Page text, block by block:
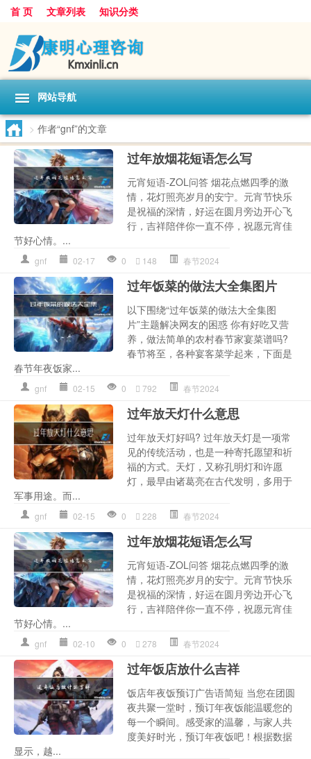
首 页 文章列表 知识分类
网站导航
> 作者“gnf”的文章
过年放烟花短语怎么写
元宵短语-ZOL问答 烟花点燃四季的激
情，花灯照亮岁月的安宁。元宵节快乐
是祝福的深情，好运在圆月旁边开心飞
行，吉祥陪伴你一直不停，祝愿元宵佳
节好心情。...
gnf 02-17 0 148 春节2024
过年饭菜的做法大全集图片
以下围绕“过年饭菜的做法大全集图
片”主题解决网友的困惑 你有好吃又营
养，做法简单的农村春节家宴菜谱吗?
春节将至，各种宴客菜学起来，下面是
春节年夜饭家...
gnf 02-15 0 792 春节2024
过年放天灯什么意思
过年放天灯好吗? 过年放天灯是一项常
见的传统活动，也是一种寄托愿望和祈
福的方式。天灯，又称孔明灯和许愿
灯，最早由诸葛亮在古代发明，多用于
军事用途。而...
gnf 02-15 0 228 春节2024
过年放烟花短语怎么写
元宵短语-ZOL问答 烟花点燃四季的激
情，花灯照亮岁月的安宁。元宵节快乐
是祝福的深情，好运在圆月旁边开心飞
行，吉祥陪伴你一直不停，祝愿元宵佳
节好心情。...
gnf 02-10 0 278 春节2024
过年饭店放什么吉祥
饭店年夜饭预订广告语简短 当您在团圆
夜共聚一堂时，预订年夜饭能温暖您的
每一个瞬间。感受家的温馨，与家人共
度美好时光，预订年夜饭吧！根据数据
显示，越...